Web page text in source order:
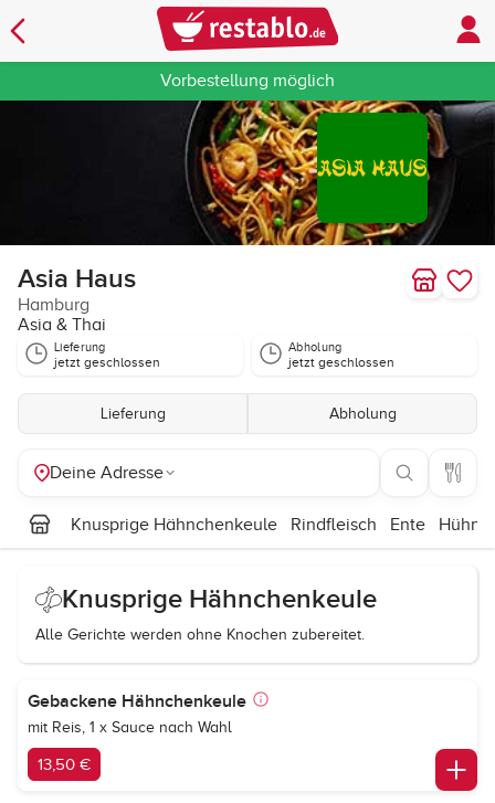
Vorbestellung möglich
Asia Haus
Hamburg
Asia & Thai
Lieferung
jetzt geschlossen
Abholung
jetzt geschlossen
Lieferung Abholung
Deine Adresse
Knusprige Hähnchenkeule Rindfleisch Ente
Knusprige Hähnchenkeule
Alle Gerichte werden ohne Knochen zubereitet.
Gebackene Hähnchenkeule
mit Reis, 1 x Sauce nach Wahl
13,50 €